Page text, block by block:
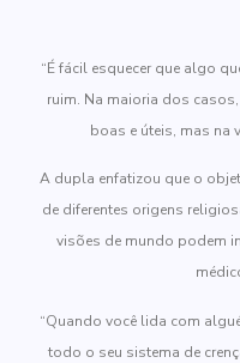
“É fácil esquecer que algo
ruim. Na maioria dos
boas e úteis, mas na
A dupla enfatizou que o
de diferentes origens
visões de mundo podem
“Quando você lida com
todo o seu sistema de